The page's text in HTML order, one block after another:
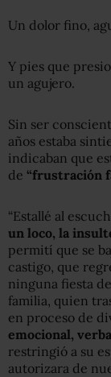
Un dolor fino,
Y pies que
un agujero.
Sin ser
años estaba
indicaban que
de “frustración
“Estallé al
un loco, la
permití que se
castigo, que
ninguna fiesta
familia, quien
en proceso de
emocional,
restringió a su
autorizara de